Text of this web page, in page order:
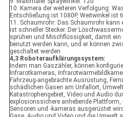
10. Kamera der weiteren Verfolgung:
Entschließung ist 1080P, Weitwinkel ist
11. Schaumrohr: Das Schaumrohr
ist schneller Stecker. Der
sprühen und Mischflüssigkeit, damit
benutzt werden kann, und er können
geschaltet werden
4,3 Roboteraufklärungssystem:
Indem man Gaszähler, können
Infrarotkameras,
Fahrzeug-angebrachte Ausrüstung,
schädlichen Gasen am Unfallort,
Katastrophengebiet, Video und Audio
explosionssichere anhebende
Sensoren und -kameras ausgerüstet